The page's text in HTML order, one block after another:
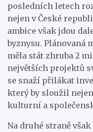
posledních letech
nejen v České
ambice však jdou
byznysu. Plánovaná
měla stát zhruba 2
největších projektů
se snaží přilákat
který by sloužil
kulturní a
Na druhé straně